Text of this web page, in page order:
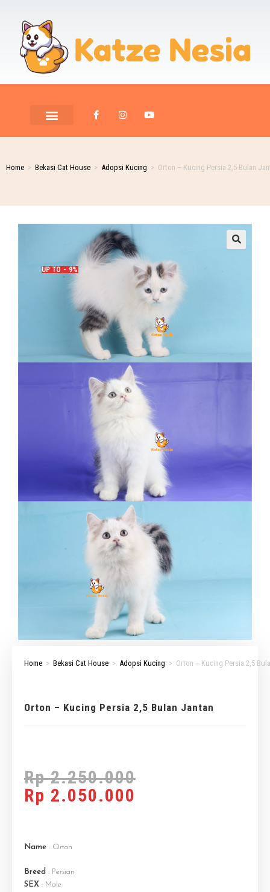
Home > Bekasi Cat House > Adopsi Kucing > Orton – Kucing Persia 2,5 Bulan
UP TO - 9%
Home > Bekasi Cat House > Adopsi Kucing > Orton – Kucing Persia 2,5
Orton – Kucing Persia 2,5 Bulan Jantan
Rp2.250.000
Rp 2.050.000
Name : Orton
Breed : Persian
SEX : Male